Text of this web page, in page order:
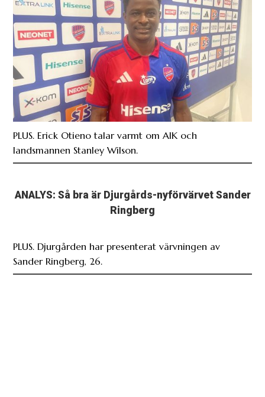
PLUS. Erick Otieno talar varmt om AIK och
landsmannen Stanley Wilson.
ANALYS: Så bra är Djurgårds-nyförvärvet Sander
Ringberg
PLUS. Djurgården har presenterat värvningen av
Sander Ringberg, 26.